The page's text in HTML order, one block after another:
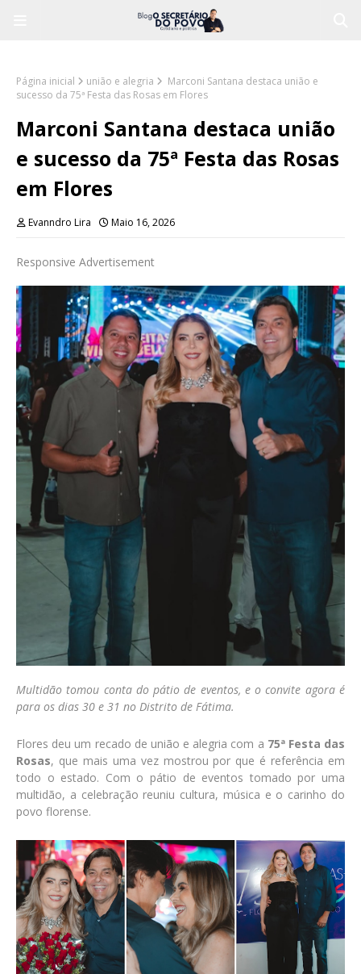
Página inicial união e alegria
Marconi Santana destaca união e
sucesso da 75ª Festa das Rosas em Flores
Marconi Santana destaca união
e sucesso da 75ª Festa das Rosas
em Flores
Evanndro Lira Maio 16, 2026
Responsive Advertisement
Multidão tomou conta do pátio de eventos, e o convite agora é
para os dias 30 e 31 no Distrito de Fátima.
Flores deu um recado de união e alegria com a 75ª Festa das
Rosas, que mais uma vez mostrou por que é referência em
todo o estado. Com o pátio de eventos tomado por uma
multidão, a celebração reuniu cultura, música e o carinho do
povo florense.